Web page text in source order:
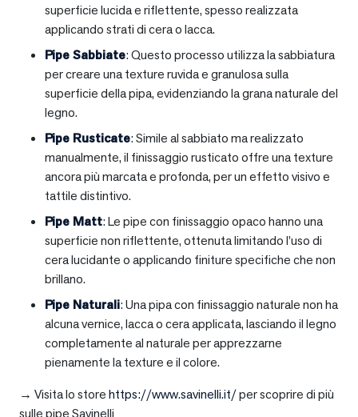
superficie lucida e riflettente, spesso realizzata
applicando strati di cera o lacca.
Pipe Sabbiate: Questo processo utilizza la sabbiatura
per creare una texture ruvida e granulosa sulla
superficie della pipa, evidenziando la grana naturale del
legno.
Pipe Rusticate: Simile al sabbiato ma realizzato
manualmente, il finissaggio rusticato offre una texture
ancora più marcata e profonda, per un effetto visivo e
tattile distintivo.
Pipe Matt: Le pipe con finissaggio opaco hanno una
superficie non riflettente, ottenuta limitando l’uso di
cera lucidante o applicando finiture specifiche che non
brillano.
Pipe Naturali: Una pipa con finissaggio naturale non ha
alcuna vernice, lacca o cera applicata, lasciando il legno
completamente al naturale per apprezzarne
pienamente la texture e il colore.
→ Visita lo storehttps://www.savinelli.it/per scoprire di più
sulle pipe Savinelli